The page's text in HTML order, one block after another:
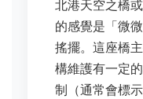
北港天空之橋
的感覺是「微
搖擺。這座橋
構維護有一定
制（通常會標